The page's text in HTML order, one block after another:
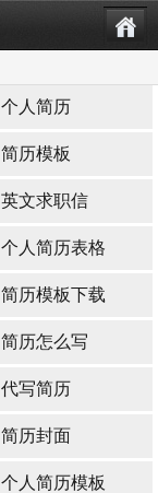
个人简历
简历模板
英文求职信
个人简历表格
简历模板下载
简历怎么写
代写简历
简历封面
个人简历模板